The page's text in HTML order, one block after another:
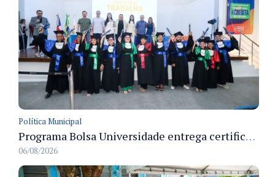
Política Municipal
Programa Bolsa Universidade entrega certificados a formandos em Manaus na sede do Executivo municipal
06/08/2026